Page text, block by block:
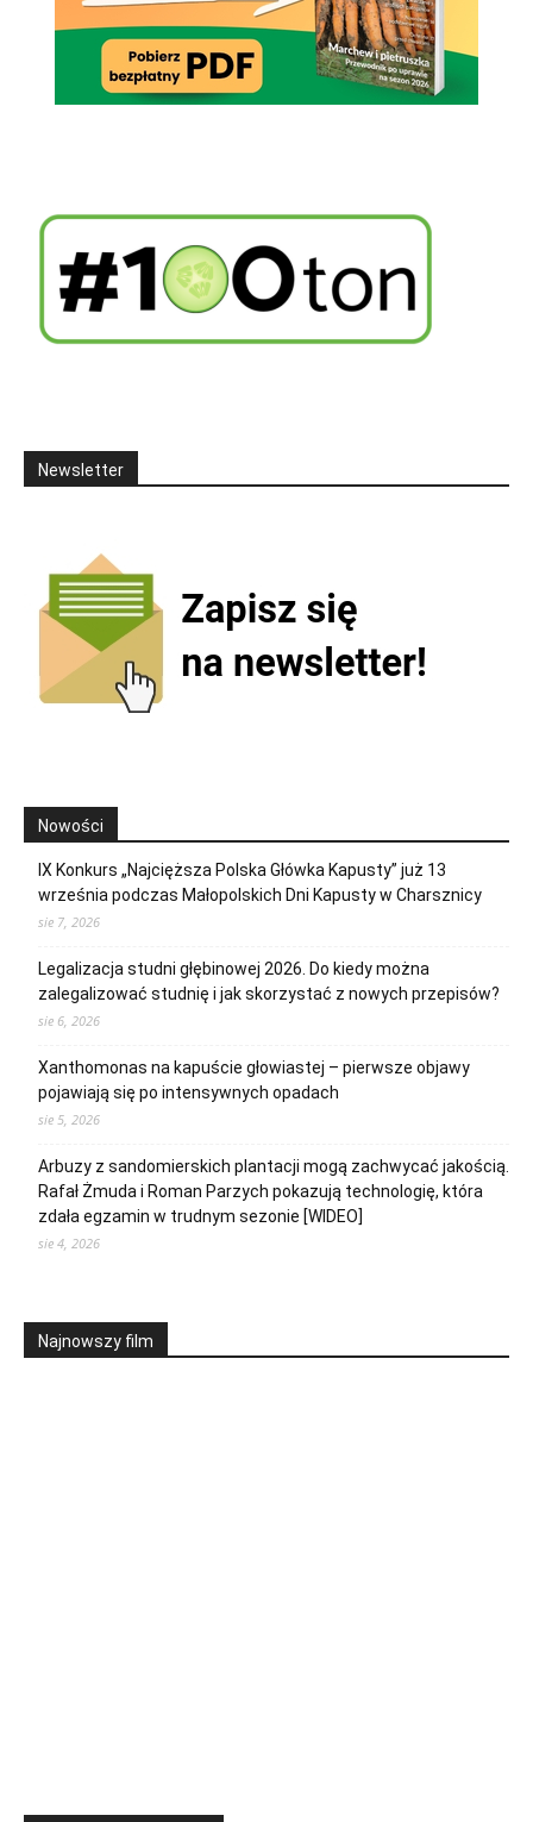
Newsletter
Nowości
IX Konkurs „Najcięższa Polska Główka Kapusty” już 13
września podczas Małopolskich Dni Kapusty w Charsznicy
sie 7, 2026
Legalizacja studni głębinowej 2026. Do kiedy można
zalegalizować studnię i jak skorzystać z nowych przepisów?
sie 6, 2026
Xanthomonas na kapuście głowiastej – pierwsze objawy
pojawiają się po intensywnych opadach
sie 5, 2026
Arbuzy z sandomierskich plantacji mogą zachwycać jakością.
Rafał Żmuda i Roman Parzych pokazują technologię, która
zdała egzamin w trudnym sezonie [WIDEO]
sie 4, 2026
Najnowszy film